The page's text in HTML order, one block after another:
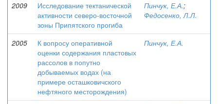
2009
Исследование тектанической
активности северо-восточной
зоны Припятского прогиба
Пинчук, Е.А.;
Федосенко, Л.Л.
2005
К вопросу оперативной
оценки содержания пластовых
рассолов в попутно
добываемых водах (на
примере осташковичского
нефтяного месторождения)
Пинчук, Е.А.